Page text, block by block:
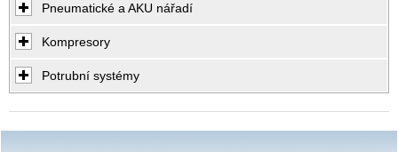
Pneumatické a AKU nářadí
Kompresory
Potrubní systémy